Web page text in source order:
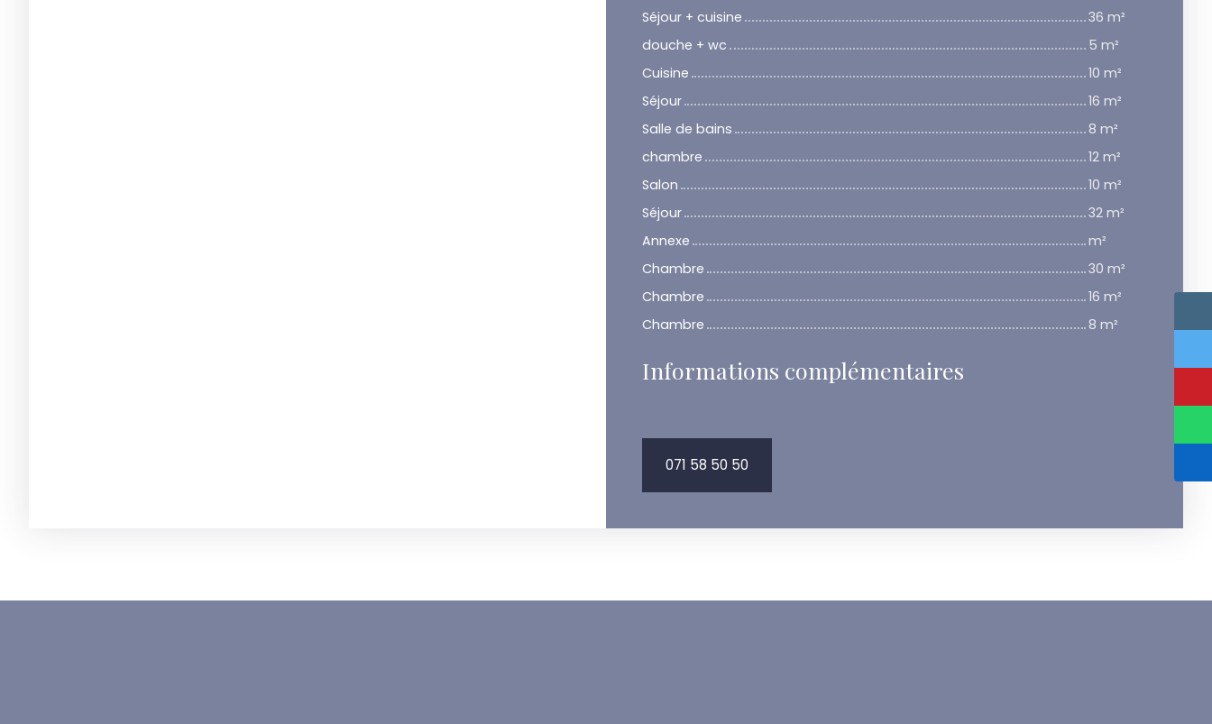
Séjour + cuisine
36 m²
douche + wc
5 m²
Cuisine
10 m²
Séjour
16 m²
Salle de bains
8 m²
chambre
12 m²
Salon
10 m²
Séjour
32 m²
Annexe
m²
Chambre
30 m²
Chambre
16 m²
Chambre
8 m²
Informations complémentaires
071 58 50 50